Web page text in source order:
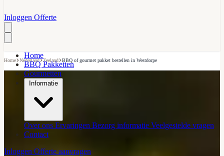
Inloggen Offerte
Home
BBQ Pakketten
Gourmetten
Informatie
Over ons Ervaringen Bezorg informatie Veelgestelde vragen
Contact
Inloggen Offerte aanvragen
Home›Nederland›Zeeland›BBQ of gourmet pakket bestellen in Westdorpe